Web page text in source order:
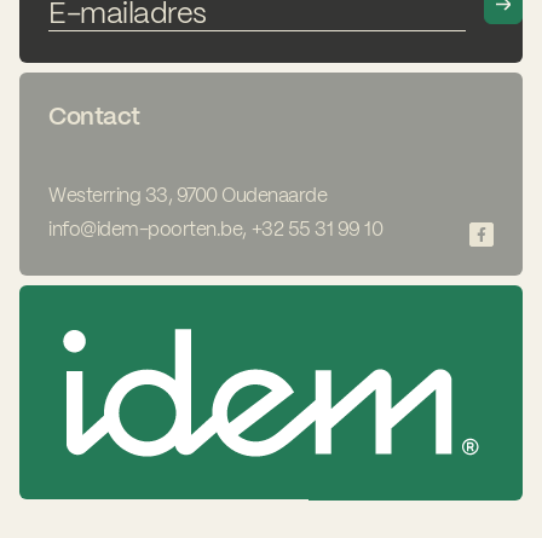
Contact
Westerring 33, 9700 Oudenaarde
info@idem-poorten.be, +32 55 31 99 10